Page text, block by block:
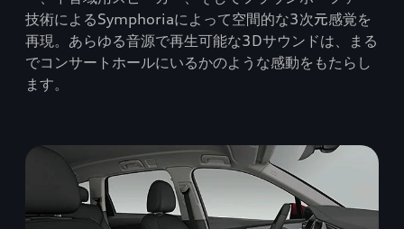
技術によるSymphoriaによって空間的な3次元感覚を
再現。あらゆる音源で再生可能な3Dサウンドは、まる
でコンサートホールにいるかのような感動をもたらし
ます。